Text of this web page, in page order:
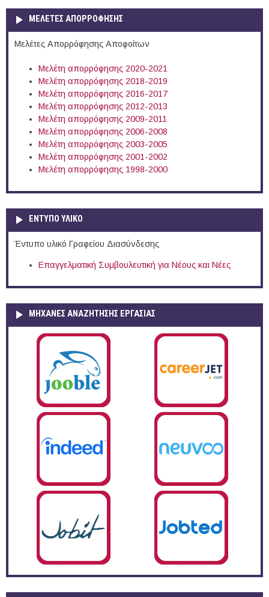
ΜΕΛΕΤΕΣ ΑΠΟΡΡΟΦΗΣΗΣ
Μελέτες Απορρόφησης Αποφοίτων
Μελέτη απορρόφησης 2020-2021
Μελέτη απορρόφησης 2018-2019
Μελέτη απορρόφησης 2016-2017
Μελέτη απορρόφησης 2012-2013
Μελέτη απορρόφησης 2009-2011
Μελέτη απορρόφησης 2006-2008
Μελέτη απορρόφησης 2003-2005
Μελέτη απορρόφησης 2001-2002
Μελέτη απορρόφησης 1998-2000
ΕΝΤΥΠΟ ΥΛΙΚΟ
Έντυπο υλικό Γραφείου Διασύνδεσης
Επαγγελματική Συμβουλευτική για Νέους και Νέες
ΜΗΧΑΝΕΣ ΑΝΑΖΗΤΗΣΗΣ ΕΡΓΑΣΙΑΣ